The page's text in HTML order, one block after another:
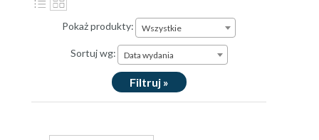
Pokaż produkty: Wszystkie
Sortuj wg: Data wydania
Filtruj »